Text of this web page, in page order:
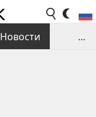
Новости
...